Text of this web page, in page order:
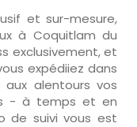
et sur-mesure,
à Coquitlam du
exclusivement, et
expédiiez dans
alentours vos
- à temps et en
de suivi vous est